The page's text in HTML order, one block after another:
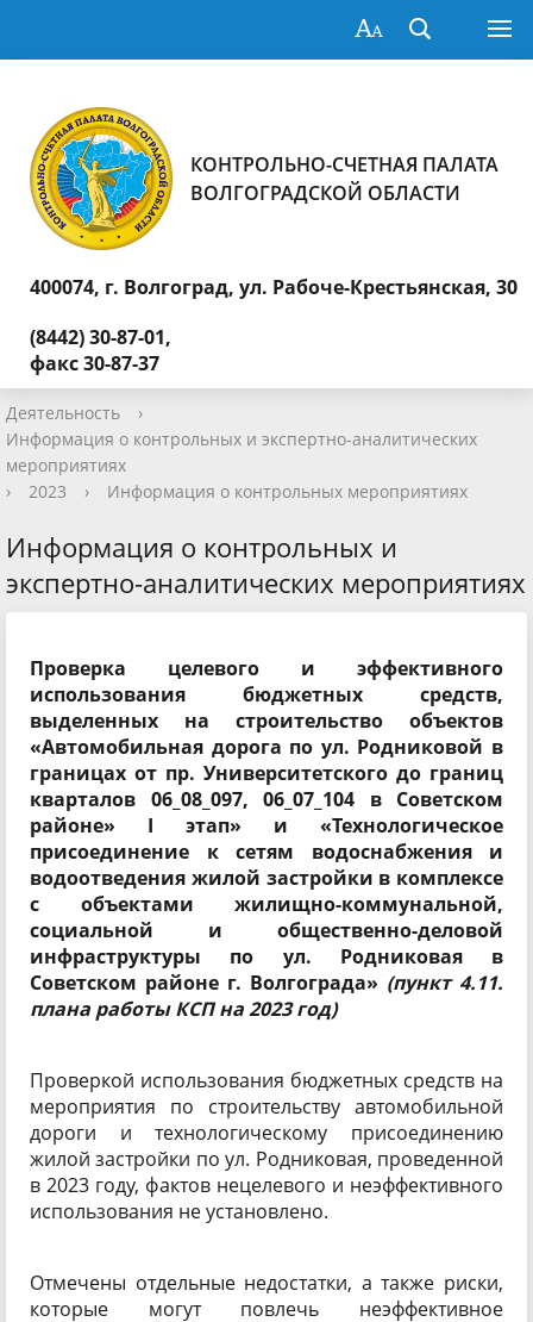
КОНТРОЛЬНО-СЧЕТНАЯ ПАЛАТА
ВОЛГОГРАДСКОЙ ОБЛАСТИ
400074, г. Волгоград, ул. Рабоче-Крестьянская, 30
(8442) 30-87-01,
факс 30-87-37
Деятельность
›
Информация о контрольных и экспертно-аналитических
мероприятиях
›
2023 › Информация о контрольных мероприятиях
Информация о контрольных и
экспертно-аналитических мероприятиях
Проверка целевого и эффективного
использования бюджетных средств,
выделенных на строительство объектов
«Автомобильная дорога по ул. Родниковой в
границах от пр. Университетского до границ
кварталов 06_08_097, 06_07_104 в Советском
районе» I этап» и «Технологическое
присоединение к сетям водоснабжения и
водоотведения жилой застройки в комплексе
с объектами жилищно-коммунальной,
социальной и общественно-деловой
инфраструктуры по ул. Родниковая в
Советском районе г. Волгограда» (пункт 4.11.
плана работы КСП на 2023 год)
Проверкой использования бюджетных средств на
мероприятия по строительству автомобильной
дороги итехнологическому присоединению
жилой застройки по ул. Родниковая, проведенной
в 2023 году, фактов нецелевого и неэффективного
использования не установлено.
Отмечены отдельные недостатки, а также риски,
которые могут повлечь неэффективное